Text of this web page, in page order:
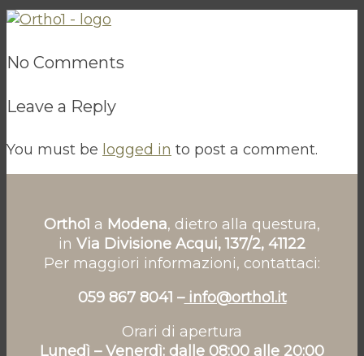
No Comments
Leave a Reply
You must be logged in to post a comment.
Ortho1 a Modena, dietro alla questura,
in Via Divisione Acqui, 137/2, 41122
Per maggiori informazioni, contattaci:
059 867 8041 –info@ortho1.it
Orari di apertura
Lunedì – Venerdì: dalle 08:00 alle 20:00